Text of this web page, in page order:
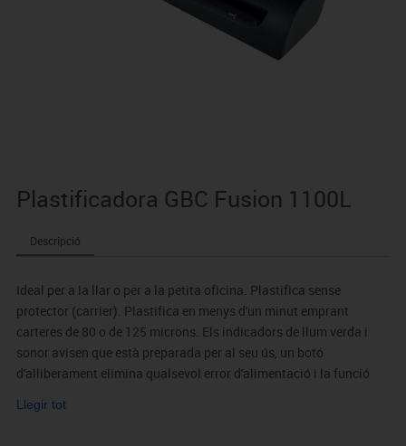
Plastificadora GBC Fusion 1100L
Descripció
Ideal per a la llar o per a la petita oficina. Plastifica sense
protector (carrier). Plastifica en menys d'un minut emprant
carteres de 80 o de 125 microns. Els indicadors de llum verda i
sonor avisen que està preparada per al seu ús, un botó
d'alliberament elimina qualsevol error d'alimentació i la funció
Llegir tot